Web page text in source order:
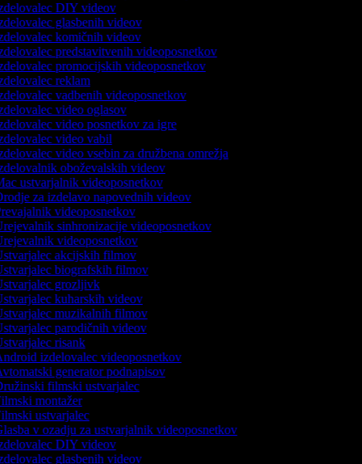
DIY videov
glasbenih videov
komičnih videov
predstavitvenih videoposnetkov
promocijskih videoposnetkov
reklam
vadbenih videoposnetkov
video oglasov
video posnetkov za igre
video vabil
video vsebin za družbena omrežja
oboževalskih videov
ustvarjalnik videoposnetkov
za izdelavo napovednih videov
videoposnetkov
sinhronizacije videoposnetkov
videoposnetkov
akcijskih filmov
biografskih filmov
grozljivk
kuharskih videov
muzikalnih filmov
parodičnih videov
risank
izdelovalec videoposnetkov
generator podnapisov
filmski ustvarjalec
montažer
ustvarjalec
v ozadju za ustvarjalnik videoposnetkov
DIY videov
glasbenih videov